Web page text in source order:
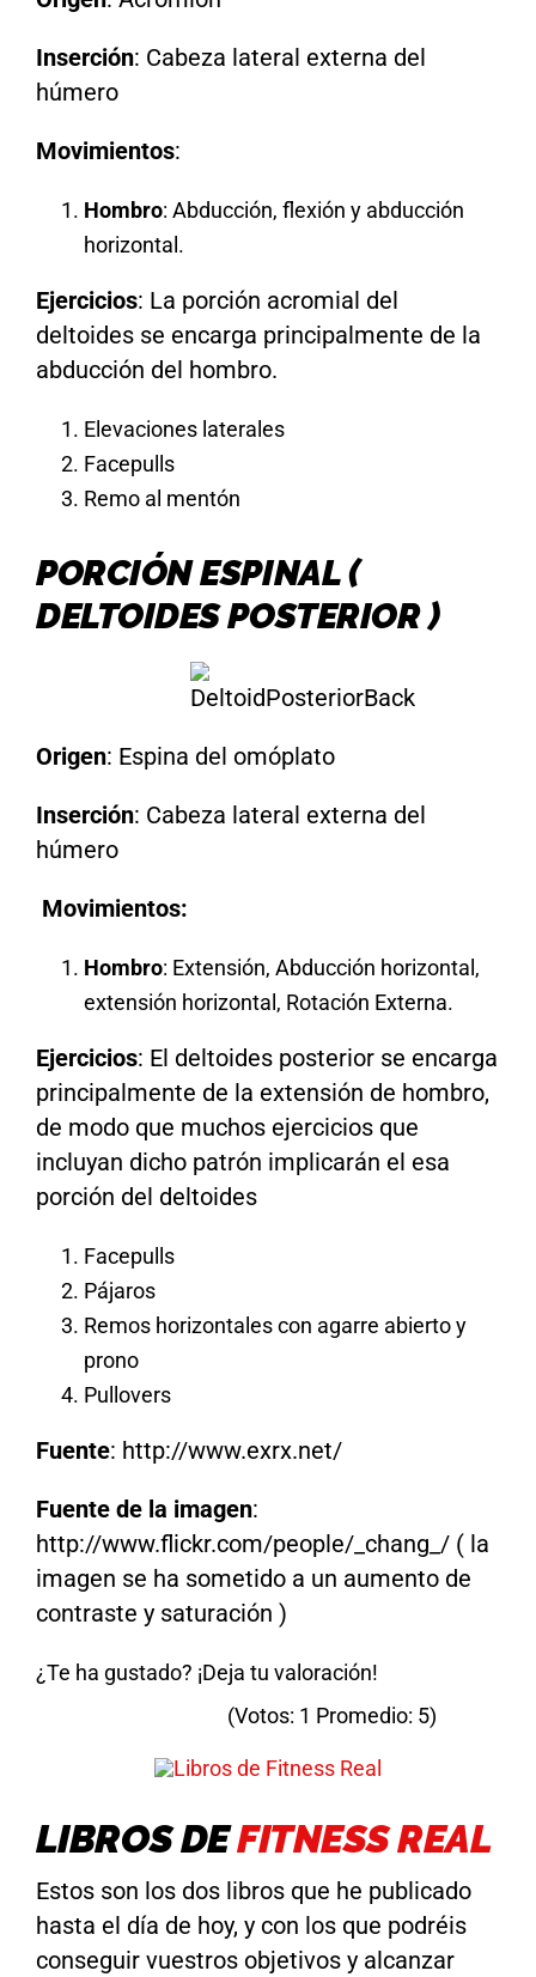
Inserción: Cabeza lateral externa del
húmero
Movimientos:
Hombro: Abducción, flexión y abducción
horizontal.
Ejercicios: La porción acromial del
deltoides se encarga principalmente de la
abducción del hombro.
Elevaciones laterales
Facepulls
Remo al mentón
PORCIÓN ESPINAL (
DELTOIDES POSTERIOR )
Origen: Espina del omóplato
Inserción: Cabeza lateral externa del
húmero
Movimientos:
Hombro: Extensión, Abducción horizontal,
extensión horizontal, Rotación Externa.
Ejercicios: El deltoides posterior se encarga
principalmente de la extensión de hombro,
de modo que muchos ejercicios que
incluyan dicho patrón implicarán el esa
porción del deltoides
Facepulls
Pájaros
Remos horizontales con agarre abierto y
prono
Pullovers
Fuente: http://www.exrx.net/
Fuente de la imagen:
http://www.flickr.com/people/_chang_/ ( la
imagen se ha sometido a un aumento de
contraste y saturación )
¿Te ha gustado? ¡Deja tu valoración!
(Votos: 1 Promedio: 5)
LIBROS DEFITNESS REAL
Estos son los dos libros que he publicado
hasta el día de hoy, y con los que podréis
conseguir vuestros objetivos y alcanzar